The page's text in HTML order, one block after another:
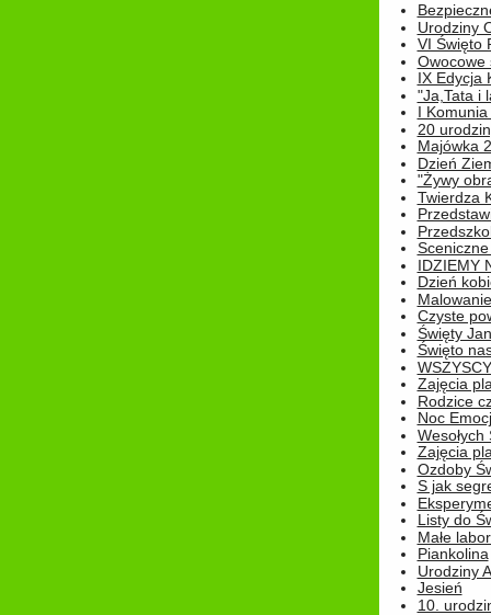
Urodziny
VI Święto
Owocowe
IX Edycja
"Ja,Tata i
I
20
Majówka
Dzień
"Żywy
Twierdza
IDZIEMY
Dzień
Czyste
Święty
Święto
Zajęcia
Rodzice
Noc
Wesołych
Zajęcia
Ozdoby
S jak
Listy do
Małe
Piankolina
Urodziny
Jesień
10.